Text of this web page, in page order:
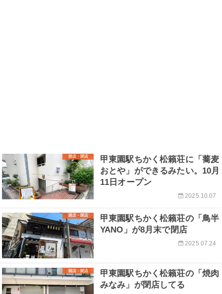
開店・閉店
甲東園駅ちかく松籟荘に「蕎麦
おとや」ができるみたい。10月
11日オープン
2025.10.07
開店・閉店
甲東園駅ちかく松籟荘の「鳥半
YANO」が8月末で閉店
2025.07.24
開店・閉店
甲東園駅ちかく松籟荘の「焼肉
みなみ」が閉店してる